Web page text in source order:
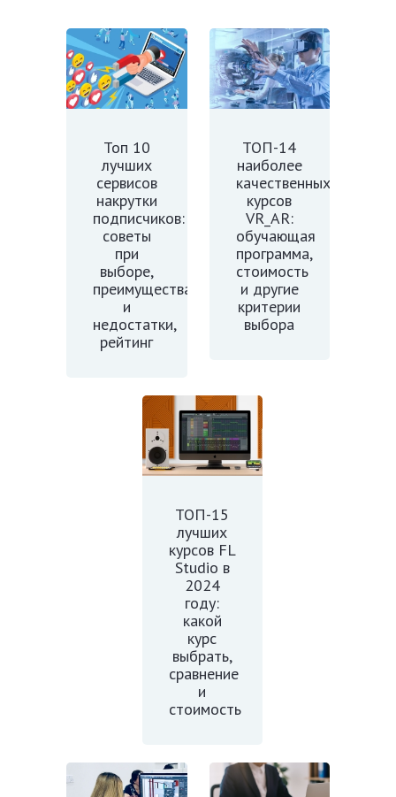
Топ 10
лучших
сервисов
накрутки
подписчиков:
советы
при
выборе,
преимущества
и
недостатки,
рейтинг
ТОП-14
наиболее
качественных
курсов
VR_AR:
обучающая
программа,
стоимость
и другие
критерии
выбора
ТОП-15
лучших
курсов FL
Studio в
2024
году:
какой
курс
выбрать,
сравнение
и
стоимость